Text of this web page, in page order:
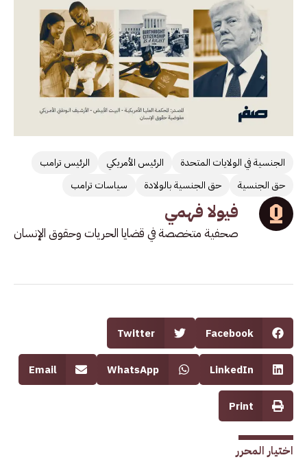
الجنسية في الولايات المتحدة الرئيس الأمريكي
الرئيس ترامب
حق الجنسية
حق الجنسية بالولادة سياسات ترامب
فيولا فهمي
صحفية متخصصة في قضايا الحريات وحقوق الإنسان
Facebook
Twitter
LinkedIn
WhatsApp
Email
Print
اختيار المحرر